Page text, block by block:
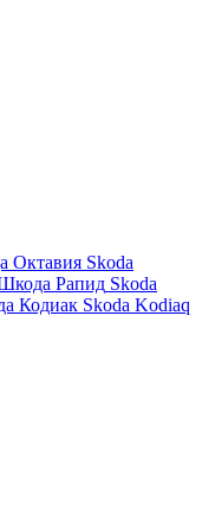
Skoda
Skoda
Skoda Kodiaq